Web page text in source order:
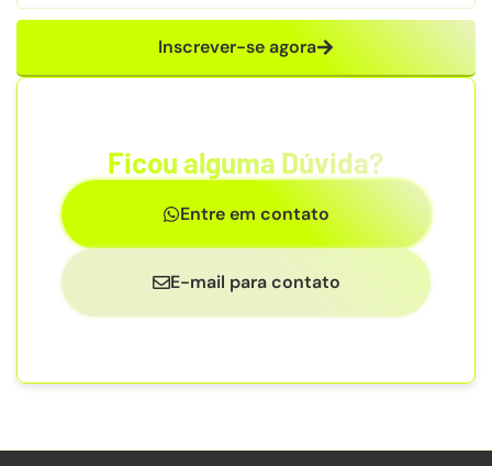
Inscrever-se agora
Ficou alguma Dúvida?
Entre em contato
E-mail para contato